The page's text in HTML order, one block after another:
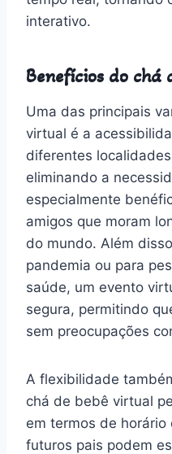
interativo.
Benefícios do chá
Uma das principais
virtual é a
diferentes
eliminando a
especialmente
amigos que moram
do mundo. Além
pandemia ou para
saúde, um evento
segura, permitindo
sem preocupações
A flexibilidade
chá de bebê virtual
em termos de horário
futuros pais podem